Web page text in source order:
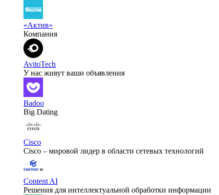
«Актив»
Компания
AvitoTech
У нас живут ваши объявления
Badoo
Big Dating
Cisco
Cisco – мировой лидер в области сетевых технологий
Content AI
Решения для интеллектуальной обработки информации